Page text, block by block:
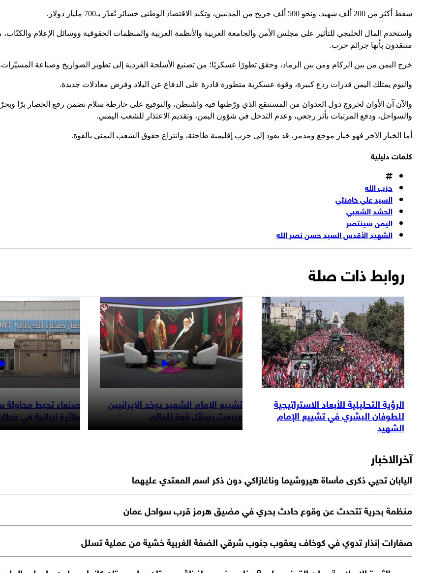
سقط أكثر من 200 ألف شهيد، ونحو 500 ألف جريح من المدنيين، وتكبد الاقتصاد الوطني خسائر تُقدّر بـ700 مليار دولار.
واستخدم المال الخليجي للتأثير على مجلس الأمن والجامعة العربية والأنظمة العربية والمنظمات الحقوقية ووسائل الإعلام
منتقدون بأنها جرائم حرب.
خرج اليمن من بين الركام ومن بين الرماد، وحقق تطورًا عسكريًا؛ من تصنيع الأسلحة الفردية إلى تطوير الصواريخ وصناعة المسيّرات.
واليوم يمتلك اليمن قدرات ردع كبيرة، وقوة عسكرية متطورة قادرة على الدفاع عن البلاد وفرض معادلات جديدة.
والآن آن الأوان لخروج دول العدوان من المستنقع الذي ورّطتها فيه واشنطن، والتوقيع على خارطة سلام تضمن رفع الحصار برًا
والسواحل، ودفع المرتبات بأثر رجعي، وعدم التدخل في شؤون اليمن، وتقديم الاعتذار للشعب اليمني.
أما الخيار الآخر فهو خيار موجع ومدمر، قد يقود إلى حرب إقليمية طاحنة، وانتزاع حقوق الشعب اليمني بالقوة.
كلمات دليلية
حزب الله
السيد علي خامنئي
الحشد الشعبي
اليمن سينتصر
الشهيد الأقدس السيد حسن نصر الله
روابط ذات صلة
الرؤية التحليلية للأبعاد الاستراتيجية
للطوفان البشري في تشييع الإمام
الشهيد
تشييع الإمام الشهيد يوحّد الإيرانيين
ويبعث رسائل قوة للعالم
صنعاء تحبط
طائرة إيرانية في
آخرالاخبار
اليابان تحيي ذكرى مأساة هيروشيما وناغازاكي دون ذكر اسم المعتدي عليهما
منظمة بحرية تتحدث عن وقوع حادث بحري في مضيق هرمز قرب سواحل عمان
صفارات إنذار تدوي في كوخاف يعقوب جنوب شرقي الضفة الغربية خشية من عملية تسلل